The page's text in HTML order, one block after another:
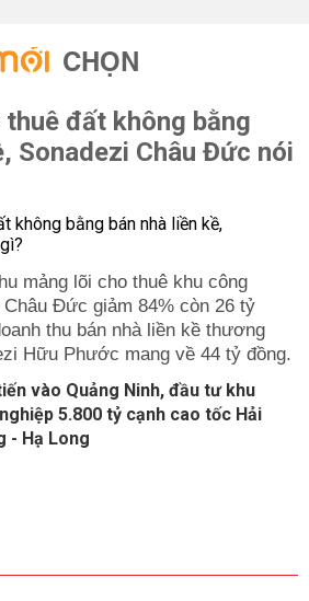
CHỌN
thuê đất không bằng
Sonadezi Châu Đức nói
mảng lõi cho thuê khu công
Châu Đức giảm 84% còn 26 tỷ
thu bán nhà liền kề thương
Hữu Phước mang về 44 tỷ đồng.
vào Quảng Ninh, đầu tư khu
5.800 tỷ cạnh cao tốc Hải
- Hạ Long